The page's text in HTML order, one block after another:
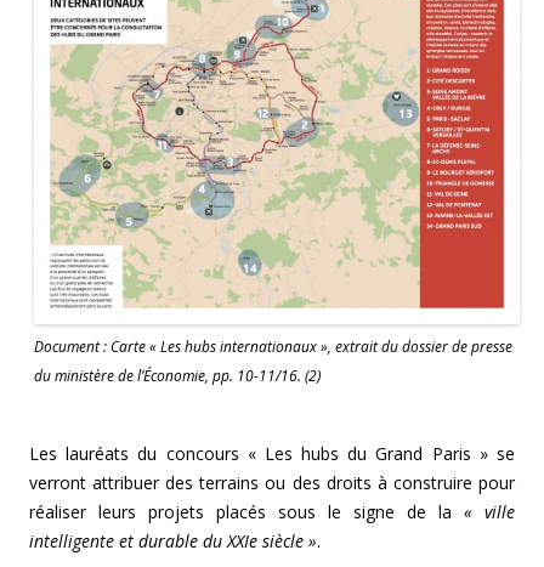
Document : Carte « Les hubs internationaux », extrait du dossier de presse
du ministère de l’Économie, pp. 10-11/16. (2)
Les lauréats du concours « Les hubs du Grand Paris » se
verront attribuer des terrains ou des droits à construire pour
réaliser leurs projets placés sous le signe de la « ville
intelligente et durable du XXIe siècle ».